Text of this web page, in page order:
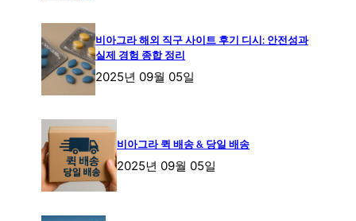
비아그라 해외 직구 사이트 후기 디시: 안전성과
실제 경험 종합 정리
2025년 09월 05일
비아그라 퀵 배송 & 당일 배송
2025년 09월 05일